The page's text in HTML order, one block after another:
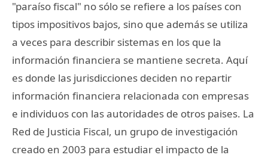
"paraíso fiscal" no sólo se refiere a los países con
tipos impositivos bajos, sino que además se utiliza
a veces para describir sistemas en los que la
información financiera se mantiene secreta. Aquí
es donde las jurisdicciones deciden no repartir
información financiera relacionada con empresas
e individuos con las autoridades de otros paises. La
Red de Justicia Fiscal, un grupo de investigación
creado en 2003 para estudiar el impacto de la